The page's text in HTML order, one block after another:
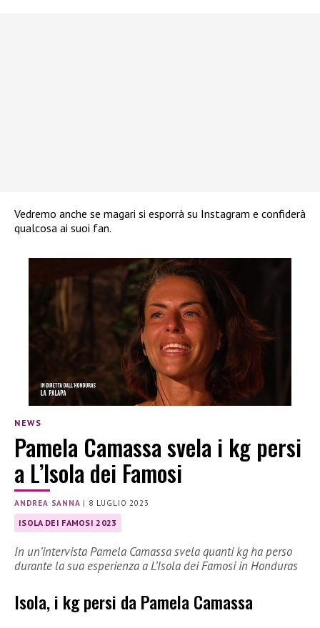
Vedremo anche se magari si esporrà su Instagram e confiderà
qualcosa ai suoi fan.
NEWS
Pamela Camassa svela i kg persi
a L’Isola dei Famosi
ANDREA SANNA | 8 LUGLIO 2023
ISOLA DEI FAMOSI 2023
In un’intervista Pamela Camassa svela quanti kg ha perso
durante la sua esperienza a L’Isola dei Famosi in Honduras
Isola, i kg persi da Pamela Camassa